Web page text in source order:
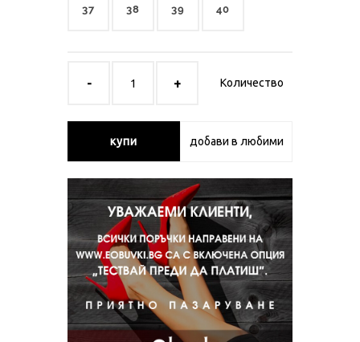
37 38 39 40
Количество
купи добави в любими